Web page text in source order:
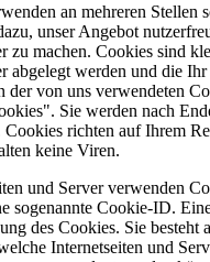
an mehreren Stellen
unser Angebot
zu machen. Cookies sind
abgelegt werden und die
der von uns verwendeten
Sie werden nach
Cookies richten auf Ihrem
keine Viren.
und Server verwenden
sogenannte Cookie-ID.
des Cookies. Sie besteht
Internetseiten und